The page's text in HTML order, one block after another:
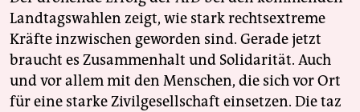
Landtagswahlen zeigt, wie stark rechtsextreme
Kräfte inzwischen geworden sind. Gerade jetzt
braucht es Zusammenhalt und Solidarität. Auch
und vor allem mit den Menschen, die sich vor Ort
für eine starke Zivilgesellschaft einsetzen. Die taz